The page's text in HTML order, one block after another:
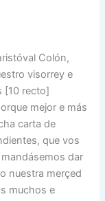
Colón,
visorrey e
[10 recto]
mejor e más
carta de
que vos
dar
nuestra merçed
muchos e